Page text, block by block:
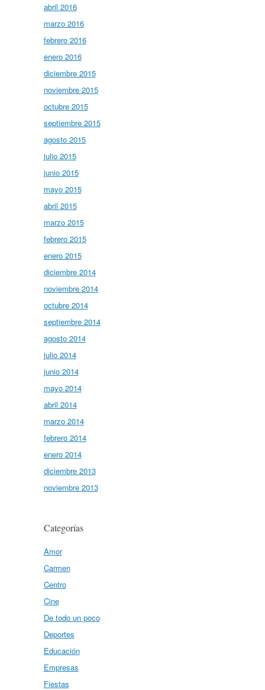
abril 2016
marzo 2016
febrero 2016
enero 2016
diciembre 2015
noviembre 2015
octubre 2015
septiembre 2015
agosto 2015
julio 2015
junio 2015
mayo 2015
abril 2015
marzo 2015
febrero 2015
enero 2015
diciembre 2014
noviembre 2014
octubre 2014
septiembre 2014
agosto 2014
julio 2014
junio 2014
mayo 2014
abril 2014
marzo 2014
febrero 2014
enero 2014
diciembre 2013
noviembre 2013
Categorías
Amor
Carmen
Centro
Cine
De todo un poco
Deportes
Educación
Empresas
Fiestas